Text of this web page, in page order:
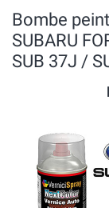
Bombe
SUBARU
SUB 37J /